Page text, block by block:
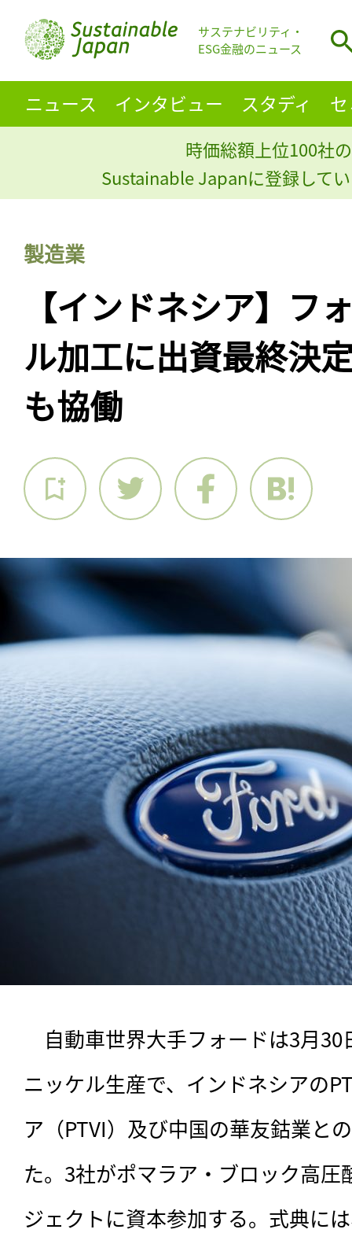
サステナビリティ・
ESG金融のニュース
ニュース インタビュー スタディ
時価総額上位100社
Sustainable Japanに登録して
製造業
【インドネシア】フ
ル加工に出資最終決
も協働
自動車世界大手フォードは3月30
ニッケル生産で、インドネシアの
ア（PTVI）及び中国の華友鈷業と
た。3社がポマラア・ブロック高圧
ジェクトに資本参加する。式典に